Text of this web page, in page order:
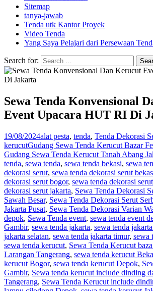
Sitemap
tanya-jawab
Tenda utk Kantor Proyek
Video Tenda
Yang Saya Pelajari dari Persewaan
Search for:
Sewa Tenda Konvensional
Event Upacara HUT RI Di
19/08/2024alat pesta, tenda, Tenda Dekorasi
kerucutGudang Sewa Tenda Kerucut Bazar
Gudang Sewa Tenda Kerucut Tanah Abang
tenda, sewa tenda, sewa tenda bekasi, sewa
dekorasi serut, sewa tenda dekorasi serut
dekorasi serut bogor, sewa tenda dekorasi
dekorasi serut jakarta, Sewa Tenda Dekorasi
Sawah Besar, Sewa Tenda Dekorasi Serut
Jakarta Pusat, Sewa Tenda Dekorasi Varian
depok, Sewa Tenda event, sewa tenda event
Gambir, sewa tenda jakarta, sewa tenda
jakarta selatan, sewa tenda jakarta timur, sewa
sewa tenda kerucut, Sewa Tenda Kerucut
Larangan Tangerang, sewa tenda kerucut
kerucut Bogor, sewa tenda kerucut Depok,
Gambir, Sewa tenda kerucut include dinding
Tangerang, Sewa Tenda Kerucut include